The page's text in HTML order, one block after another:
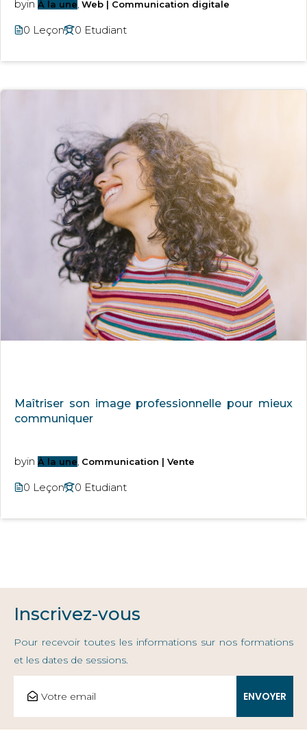
byin À la une Web | Communication digitale
0 Leçon 0 Etudiant
Maîtriser son image professionnelle pour mieux
communiquer
byin À la une Communication | Vente
0 Leçon 0 Etudiant
Inscrivez-vous
Pour recevoir toutes les informations sur nos formations
et les dates de sessions.